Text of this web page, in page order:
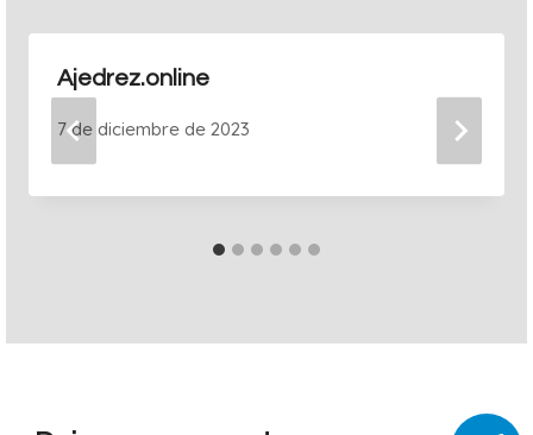
Ajedrez.online
7 de diciembre de 2023